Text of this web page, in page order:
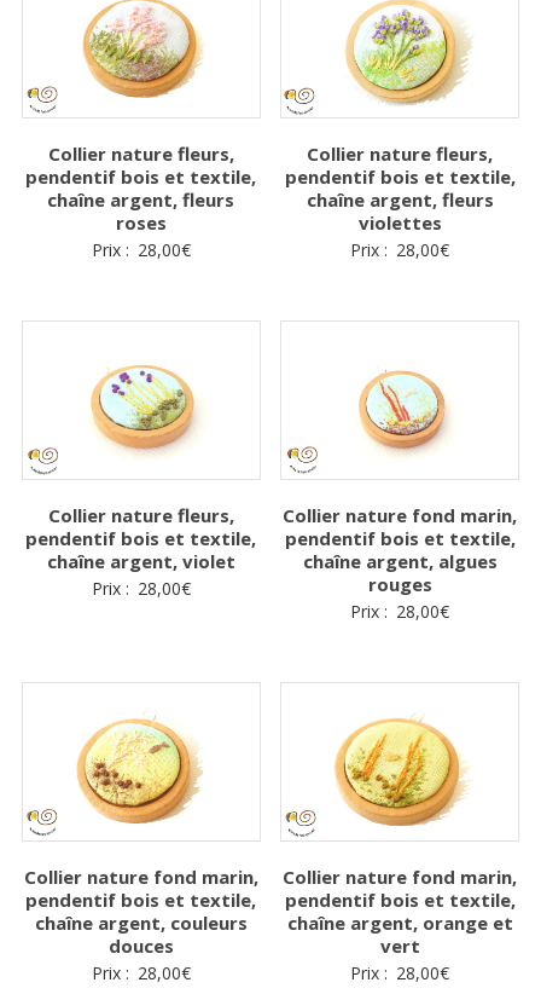
Collier nature fleurs,
pendentif bois et textile,
chaîne argent, fleurs
roses
Prix : 28,00€
Collier nature fleurs,
pendentif bois et textile,
chaîne argent, fleurs
violettes
Prix : 28,00€
Collier nature fleurs,
pendentif bois et textile,
chaîne argent, violet
Prix : 28,00€
Collier nature fond marin,
pendentif bois et textile,
chaîne argent, algues
rouges
Prix : 28,00€
Collier nature fond marin,
pendentif bois et textile,
chaîne argent, couleurs
douces
Prix : 28,00€
Collier nature fond marin,
pendentif bois et textile,
chaîne argent, orange et
vert
Prix : 28,00€